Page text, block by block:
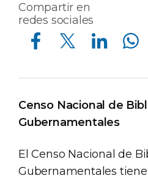
Compartir en
redes sociales
Compartir en Facebook Compartir en Twitter Compartir en Linkedin Compartir en Whatsapp
Censo Nacional de
Gubernamentales
El Censo Nacional de
Gubernamentales